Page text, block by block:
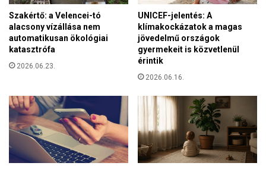
I
s
t
v
á
n
l
i
t
Szakértő: a Velencei-tó
alacsony vízállása nem
automatikusan ökológiai
katasztrófa
2026.06.23.
UNICEF-jelentés: A
klímakockázatok a magas
jövedelmű országok
gyermekeit is közvetlenül
érintik
2026.06.16.